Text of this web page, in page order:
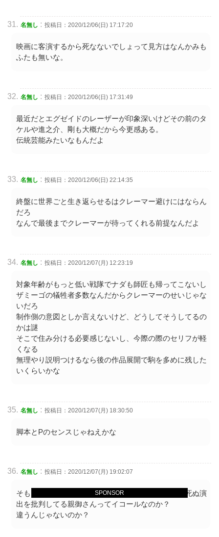
SPONSOR
名無し : 投稿日：2020/12/06(日) 17:17:20
映画に客演するから死なないでしょって見方はなんかみも
ふたも無いな。
名無し : 投稿日：2020/12/06(日) 17:31:49
最近だとエグゼイドのレーザーが印象深いけどその前のタ
ケルや進之介、剛も大概だから今更感ある。
伝統芸能みたいなもんだよ
名無し : 投稿日：2020/12/06(日) 22:14:35
終盤に世界ごと生き返らせるはクレーマー避けにはならん
だろ
なんで最後までクレーマーが待ってくれる前提なんだよ
名無し : 投稿日：2020/12/07(月) 12:23:19
対象年齢がもっと低い戦隊でナダも師匠も帰ってこないし
ザミーゴの犠牲者多数なんだからクレーマーのせいじゃな
いだろ
制作側の意図としか言えないけど、どうしてそうしてるの
かは謎
そこで住み分ける必要感じないし、今際の際のセリフが軽
くなる
無理やり説明つけるなら後の作品展開で駒を多めに残した
いくらいかな
名無し : 投稿日：2020/12/07(月) 18:30:50
脚本とPのセンスじゃねえかな
名無し : 投稿日：2020/12/07(月) 19:02:07
そもそも鬼滅を絶賛してる親御さんと特撮のモブが死ぬ演
出を批判してる親御さんってイコールなのか？
違うんじゃないのか？